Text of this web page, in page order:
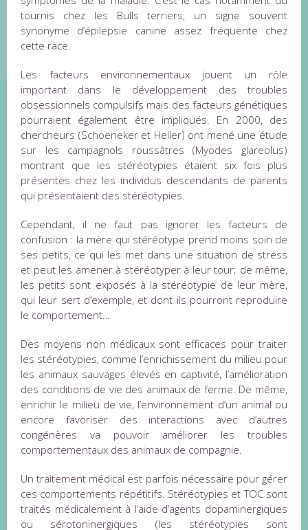
tournis chez les Bulls terriers, un signe souvent
synonyme d’épilepsie canine assez fréquente chez
cette race.
Les facteurs environnementaux jouent un rôle
important dans le développement des troubles
obsessionnels compulsifs mais des facteurs génétiques
pourraient également être impliqués. En 2000, des
chercheurs (Schoeneker et Heller) ont mené une étude
sur les campagnols roussâtres (Myodes glareolus)
montrant que les stéréotypies étaient six fois plus
présentes chez les individus descendants de parents
qui présentaient des stéréotypies.
Cependant, il ne faut pas ignorer les facteurs de
confusion : la mère qui stéréotype prend moins soin de
ses petits, ce qui les met dans une situation de stress
et peut les amener à stéréotyper à leur tour; de même,
les petits sont exposés à la stéréotypie de leur mère,
qui leur sert d’exemple, et dont ils pourront reproduire
le comportement…
Des moyens non médicaux sont efficaces pour traiter
les stéréotypies, comme l’enrichissement du milieu pour
les animaux sauvages élevés en captivité, l’amélioration
des conditions de vie des animaux de ferme. De même,
enrichir le milieu de vie, l’environnement d’un animal ou
encore favoriser des interactions avec d’autres
congénères va pouvoir améliorer les troubles
comportementaux des animaux de compagnie.
Un traitement médical est parfois nécessaire pour gérer
ces comportements répétitifs. Stéréotypies et TOC sont
traités médicalement à l’aide d’agents dopaminergiques
ou sérotoninergiques (les stéréotypies sont